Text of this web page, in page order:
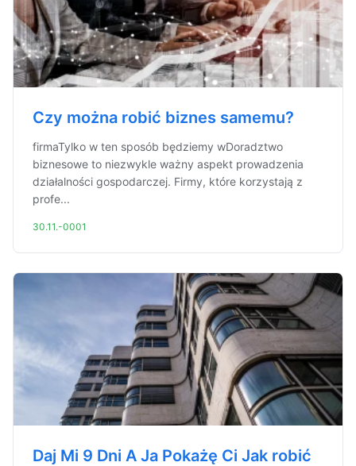
Czy można robić biznes samemu?
firmaTylko w ten sposób będziemy wDoradztwo
biznesowe to niezwykle ważny aspekt prowadzenia
działalności gospodarczej. Firmy, które korzystają z
profe...
30.11.-0001
Daj Mi 9 Dni A Ja Pokażę Ci Jak robić